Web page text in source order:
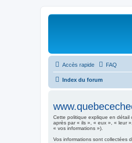
Accès rapide FAQ
Index du forum
Cette politique explique en détail
après par « ils », « eux », « leur
« vos informations »).
Vos informations sont collectées